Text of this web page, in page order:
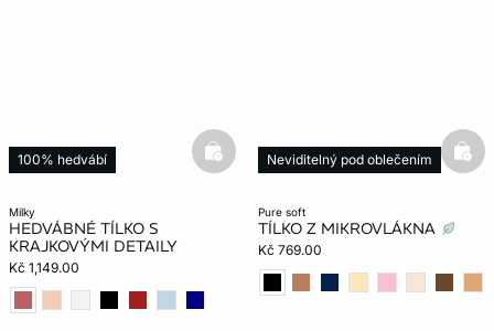
milky
HEDVÁBNÉ TÍLKO S
KRAJKOVÝMI DETAILY
Kč 1,149.00
100% hedvábí basketfull
pure soft
TÍLKO Z MIKROVLÁKNA
Kč 769.00
Neviditelný pod oblečením